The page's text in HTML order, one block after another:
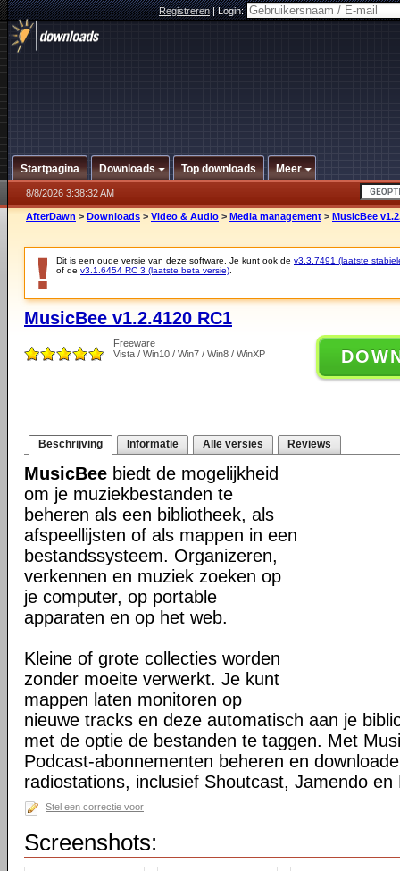
Registreren|Login:
Startpagina Downloads Top downloads Meer
8/8/2026 3:38:32 AM
AfterDawn > Downloads > Video & Audio > Media management > MusicBee
Dit is een oude versie van deze software. Je kunt ook de v3.3.7491 (laatste
of de v3.1.6454 RC 3 (laatste beta versie)
MusicBee v1.2.4120 RC1
Freeware
Vista / Win10 / Win7 / Win8 / WinXP
Beschrijving Informatie Alle versies Reviews
MusicBee biedt de mogelijkheid
om je muziekbestanden te
beheren als een bibliotheek, als
afspeellijsten of als mappen in een
bestandssysteem. Organizeren,
verkennen en muziek zoeken op
je computer, op portable
apparaten en op het web.
Kleine of grote collecties worden
zonder moeite verwerkt. Je kunt
mappen laten monitoren op
nieuwe tracks en deze automatisch aan je
met de optie de bestanden te taggen. Met
Podcast-abonnementen beheren en
radiostations, inclusief Shoutcast, Jamendo
Stel een correctie voor
Screenshots: